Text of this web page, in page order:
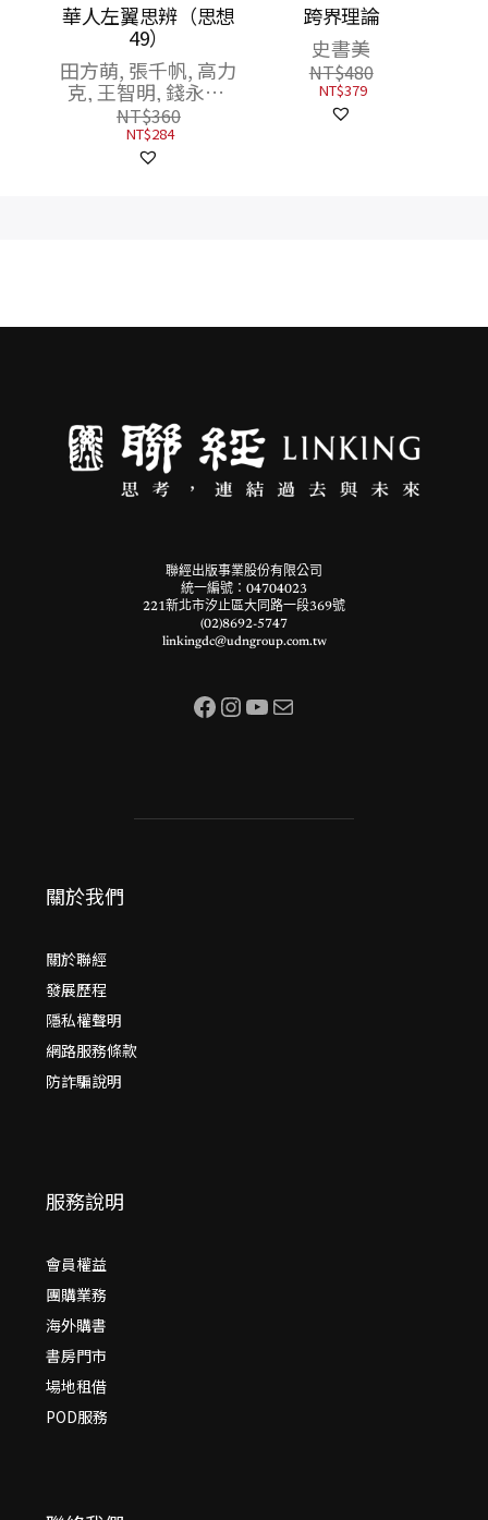
華人左翼思辨（思想
49）
田方萌, 張千帆, 高力
克, 王智明, 錢永祥,
涂航, 蘇穎欣, 林克
歡, 葉蔭聰, 羅小茗,
傅大為, 劉文, 丘琦
NT$360
NT$284
跨界理論
史書美
NT$480
NT$379
聯經出版事業股份有限公司
統一編號：04704023
221新北市汐止區大同路一段369號
(02)8692-5747
linkingdc@udngroup.com.tw
Facebook InstagramYouTube 電子郵件
關於我們
關於聯經
發展歷程
隱私權聲明
網路服務條款
防詐騙說明
服務說明
會員權益
團購業務
海外購書
書房門市
場地租借
POD服務